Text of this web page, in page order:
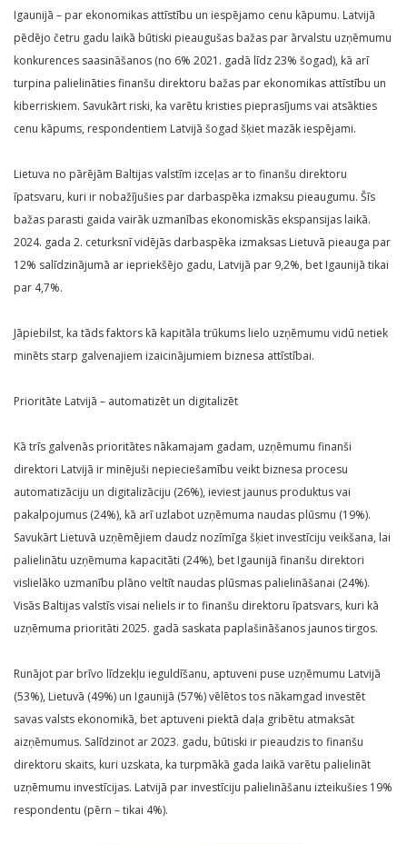
Igaunijā – par ekonomikas attīstību un iespējamo cenu kāpumu. Latvijā
pēdējo četru gadu laikā būtiski pieaugušas bažas par ārvalstu uzņēmumu
konkurences saasināšanos (no 6% 2021. gadā līdz 23% šogad), kā arī
turpina palielināties finanšu direktoru bažas par ekonomikas attīstību un
kiberriskiem. Savukārt riski, ka varētu kristies pieprasījums vai atsākties
cenu kāpums, respondentiem Latvijā šogad šķiet mazāk iespējami.
Lietuva no pārējām Baltijas valstīm izceļas ar to finanšu direktoru
īpatsvaru, kuri ir nobažījušies par darbaspēka izmaksu pieaugumu. Šīs
bažas parasti gaida vairāk uzmanības ekonomiskās ekspansijas laikā.
2024. gada 2. ceturksnī vidējās darbaspēka izmaksas Lietuvā pieauga par
12% salīdzinājumā ar iepriekšējo gadu, Latvijā par 9,2%, bet Igaunijā tikai
par 4,7%.
Jāpiebilst, ka tāds faktors kā kapitāla trūkums lielo uzņēmumu vidū netiek
minēts starp galvenajiem izaicinājumiem biznesa attīstībai.
Prioritāte Latvijā – automatizēt un digitalizēt
Kā trīs galvenās prioritātes nākamajam gadam, uzņēmumu finanši
direktori Latvijā ir minējuši nepieciešamību veikt biznesa procesu
automatizāciju un digitalizāciju (26%), ieviest jaunus produktus vai
pakalpojumus (24%), kā arī uzlabot uzņēmuma naudas plūsmu (19%).
Savukārt Lietuvā uzņēmējiem daudz nozīmīga šķiet investīciju veikšana, lai
palielinātu uzņēmuma kapacitāti (24%), bet Igaunijā finanšu direktori
vislielāko uzmanību plāno veltīt naudas plūsmas palielināšanai (24%).
Visās Baltijas valstīs visai neliels ir to finanšu direktoru īpatsvars, kuri kā
uzņēmuma prioritāti 2025. gadā saskata paplašināšanos jaunos tirgos.
Runājot par brīvo līdzekļu ieguldīšanu, aptuveni puse uzņēmumu Latvijā
(53%), Lietuvā (49%) un Igaunijā (57%) vēlētos tos nākamgad investēt
savas valsts ekonomikā, bet aptuveni piektā daļa gribētu atmaksāt
aizņēmumus. Salīdzinot ar 2023. gadu, būtiski ir pieaudzis to finanšu
direktoru skaits, kuri uzskata, ka turpmākā gada laikā varētu palielināt
uzņēmumu investīcijas. Latvijā par investīciju palielināšanu izteikušies 19%
respondentu (pērn – tikai 4%).